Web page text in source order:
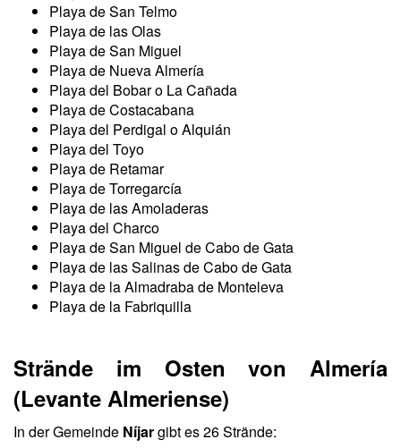
Playa de San Telmo
Playa de las Olas
Playa de San Miguel
Playa de Nueva Almería
Playa del Bobar o La Cañada
Playa de Costacabana
Playa del Perdigal o Alquián
Playa del Toyo
Playa de Retamar
Playa de Torregarcía
Playa de las Amoladeras
Playa del Charco
Playa de San Miguel de Cabo de Gata
Playa de las Salinas de Cabo de Gata
Playa de la Almadraba de Monteleva
Playa de la Fabriquilla
Strände im Osten von Almería
(Levante Almeriense)
In der Gemeinde Níjargibt es 26 Strände: